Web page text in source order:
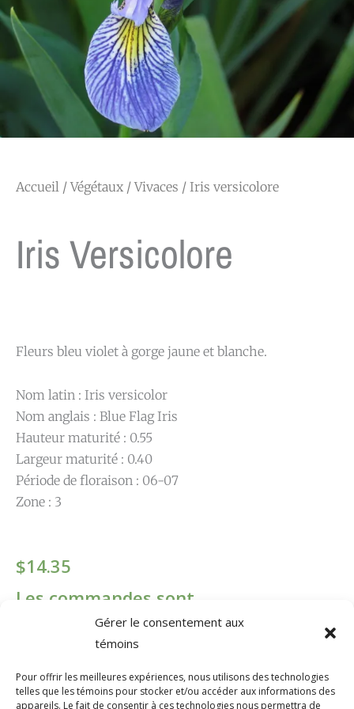
Gérer le consentement aux
témoins
Pour offrir les meilleures expériences, nous utilisons des technologies
telles que les témoins pour stocker et/ou accéder aux informations des
appareils. Le fait de consentir à ces technologies nous permettra de
Accueil /Végétaux /Vivaces / Iris versicolore
Iris Versicolore
Fleurs bleu violet à gorge jaune et blanche.
Nom latin : Iris versicolor
Nom anglais : Blue Flag Iris
Hauteur maturité : 0.55
Largeur maturité : 0.40
Période de floraison : 06-07
Zone : 3
$14.35
Les commandes sont
temporairement désactivées.
Contenant
quantité
de